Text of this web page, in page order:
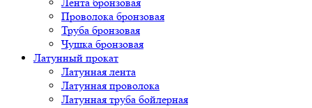
Проволока бронзовая
Труба бронзовая
Чушка бронзовая
Латунный прокат
Латунная лента
Латунная проволока
Латунная труба бойлерная